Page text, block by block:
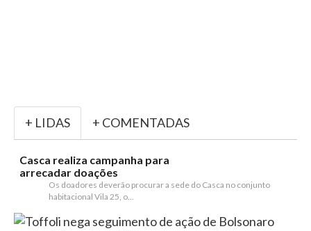
+ LIDAS + COMENTADAS
Casca realiza campanha para
arrecadar doações
Os doadores deverão procurar a sede do Casca no conjunto
habitacional Vila 25, o...